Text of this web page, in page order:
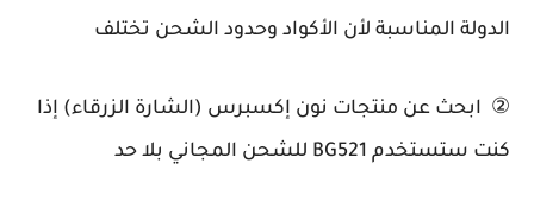
الدولة المناسبة لأن الأكواد وحدود الشحن تختلف
② ابحث عن منتجات نون إكسبرس (الشارة الزرقاء) إذا
كنت ستستخدم BG521 للشحن المجاني بلا حد